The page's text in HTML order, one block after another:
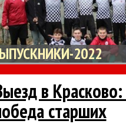
2022
в
старших